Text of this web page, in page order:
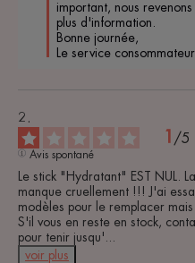
important, nous
plus d'information.
Bonne journée,
Le service consommateur
1 /5
Avis spontané
Le stick "Hydratant" EST NUL.
manque cruellement !!! J'ai
modèles pour le remplacer
S'il vous en reste en stock,
pour tenir jusqu'
voir plus